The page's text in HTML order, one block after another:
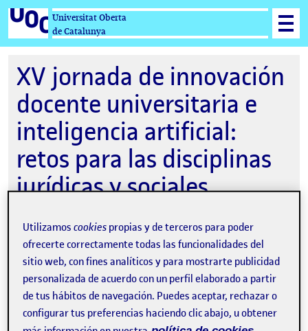
Universitat Oberta
de Catalunya
XV jornada de innovación
docente universitaria e
inteligencia artificial:
retos para las disciplinas
jurídicas y sociales
26-06-2025 09:00
Sala Polivalent, Campus UOC - Edifici C -
Hub de Recerca
Organizado porEstudios Derecho y
Utilizamoscookies propias y de terceros para poder
ofrecerte correctamente todas las funcionalidades del
sitio web, con fines analíticos y para mostrarte publicidad
personalizada de acuerdo con un perfil elaborado a partir
de tus hábitos de navegación. Puedes aceptar, rechazar o
configurar tus preferencias haciendo clic abajo, u obtener